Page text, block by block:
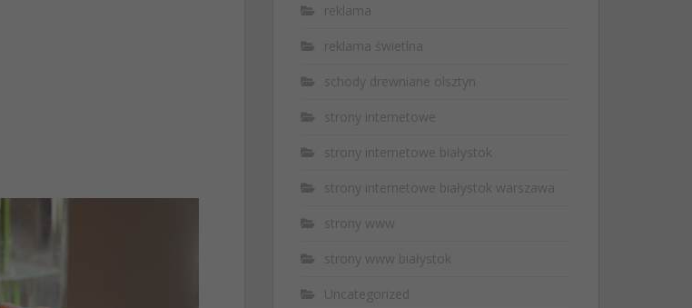
reklama
reklama świetlna
schody drewniane olsztyn
strony internetowe
strony internetowe białystok
strony internetowe białystok warszawa
strony www
strony www białystok
Uncategorized